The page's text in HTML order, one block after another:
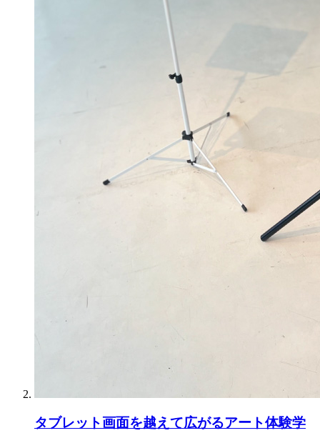
タブレット画面を越えて広がるアート体験学